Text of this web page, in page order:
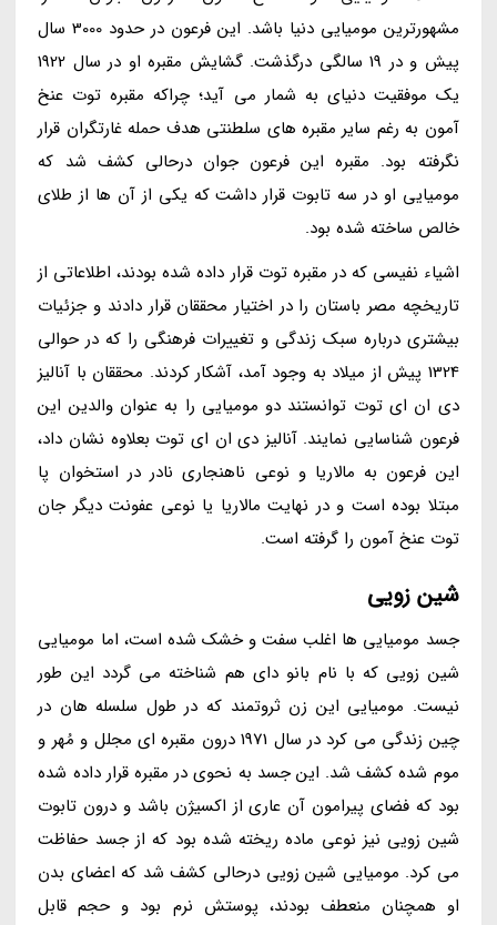
مشهورترین مومیایی دنیا باشد. این فرعون در حدود 3000 سال
پیش و در 19 سالگی درگذشت. گشایش مقبره او در سال 1922
یک موفقیت دنیای به شمار می آید؛ چراکه مقبره توت عنخ
آمون به رغم سایر مقبره های سلطنتی هدف حمله غارتگران قرار
نگرفته بود. مقبره این فرعون جوان درحالی کشف شد که
مومیایی او در سه تابوت قرار داشت که یکی از آن ها از طلای
خالص ساخته شده بود.
اشیاء نفیسی که در مقبره توت قرار داده شده بودند، اطلاعاتی از
تاریخچه مصر باستان را در اختیار محققان قرار دادند و جزئیات
بیشتری درباره سبک زندگی و تغییرات فرهنگی را که در حوالی
1324 پیش از میلاد به وجود آمد، آشکار کردند. محققان با آنالیز
دی ان ای توت توانستند دو مومیایی را به عنوان والدین این
فرعون شناسایی نمایند. آنالیز دی ان ای توت بعلاوه نشان داد،
این فرعون به مالاریا و نوعی ناهنجاری نادر در استخوان پا
مبتلا بوده است و در نهایت مالاریا یا نوعی عفونت دیگر جان
توت عنخ آمون را گرفته است.
شین زویی
جسد مومیایی ها اغلب سفت و خشک شده است، اما مومیایی
شین زویی که با نام بانو دای هم شناخته می گردد این طور
نیست. مومیایی این زن ثروتمند که در طول سلسله هان در
چین زندگی می کرد در سال 1971 درون مقبره ای مجلل و مُهر و
موم شده کشف شد. این جسد به نحوی در مقبره قرار داده شده
بود که فضای پیرامون آن عاری از اکسیژن باشد و درون تابوت
شین زویی نیز نوعی ماده ریخته شده بود که از جسد حفاظت
می کرد. مومیایی شین زویی درحالی کشف شد که اعضای بدن
او همچنان منعطف بودند، پوستش نرم بود و حجم قابل